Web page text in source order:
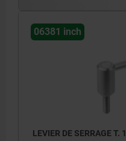
06381 inch
LEVIER DE SERRAGE